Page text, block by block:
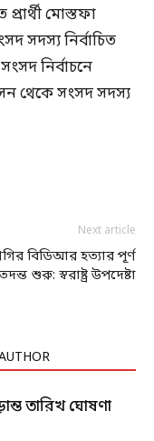
মোস্তফা
সদস্য নির্বাচিত
নির্বাচনে
থেকে সংসদ সদস্য
Next article
বিডিআর হত্যার পূর্ণ
শুরু: স্বরাষ্ট্র উপদেষ্টা
তারিখ ঘোষণা